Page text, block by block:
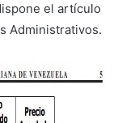
el artículo
Administrativos.